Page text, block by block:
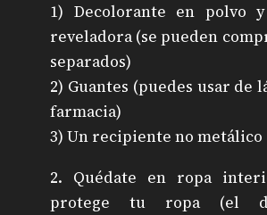
1) Decolorante en polvo
reveladora (se pueden
separados)
2) Guantes (puedes usar de
farmacia)
3) Un recipiente no metálico
2. Quédate en ropa
protege tu ropa (el